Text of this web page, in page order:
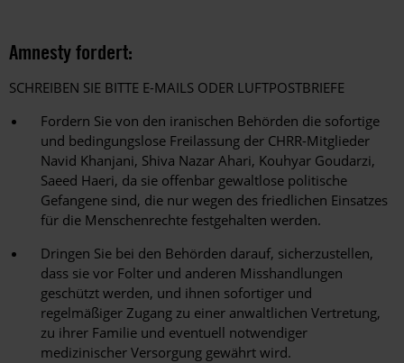
Amnesty fordert:
SCHREIBEN SIE BITTE E-MAILS ODER LUFTPOSTBRIEFE
Fordern Sie von den iranischen Behörden die sofortige
und bedingungslose Freilassung der CHRR-Mitglieder
Navid Khanjani, Shiva Nazar Ahari, Kouhyar Goudarzi,
Saeed Haeri, da sie offenbar gewaltlose politische
Gefangene sind, die nur wegen des friedlichen Einsatzes
für die Menschenrechte festgehalten werden.
Dringen Sie bei den Behörden darauf, sicherzustellen,
dass sie vor Folter und anderen Misshandlungen
geschützt werden, und ihnen sofortiger und
regelmäßiger Zugang zu einer anwaltlichen Vertretung,
zu ihrer Familie und eventuell notwendiger
medizinischer Versorgung gewährt wird.